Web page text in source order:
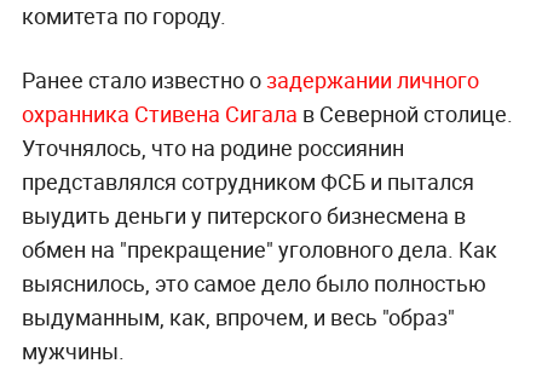
комитета по городу.
Ранее стало известно озадержании личного
охранника Стивена Сигала в Северной столице.
Уточнялось, что на родине россиянин
представлялся сотрудником ФСБ и пытался
выудить деньги у питерского бизнесмена в
обмен на "прекращение" уголовного дела. Как
выяснилось, это самое дело было полностью
выдуманным, как, впрочем, и весь "образ"
мужчины.